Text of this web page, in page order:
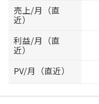
売上/月（直
近）
利益/月（直
近）
PV/月（直近）